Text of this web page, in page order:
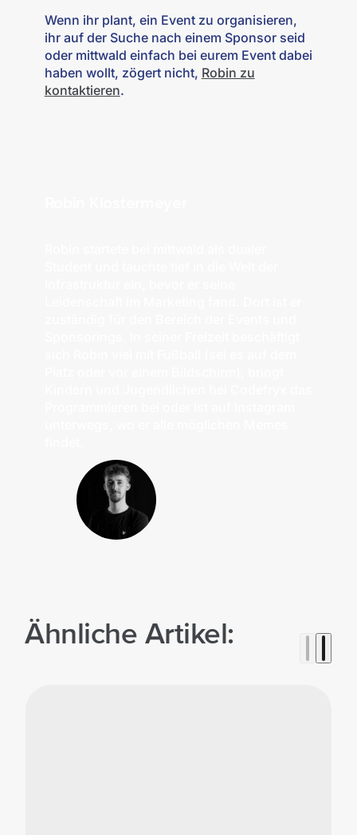
Wenn ihr plant, ein Event zu organisieren,
ihr auf der Suche nach einem Sponsor seid
oder mittwald einfach bei eurem Event dabei
haben wollt, zögert nicht, Robin zu
kontaktieren.
Ähnliche Artikel: